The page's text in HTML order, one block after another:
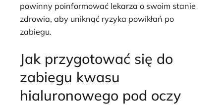
powinny poinformować lekarza o swoim stanie
zdrowia, aby uniknąć ryzyka powikłań po
zabiegu.
Jak przygotować się do
zabiegu kwasu
hialuronowego pod oczy